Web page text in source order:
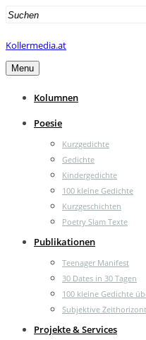
Search
Kollermedia.at
Menu
Kolumnen
Poesie
Kurzgedichte
Gedichte
Kindergedichte
100 kleine Gedichte
Kurzgeschichten
Poetry Slam Texte
Publikationen
Teenager Manifest
30 Dates in 30 Tagen
100 kleine Gedichte
Subjektive
Projekte & Services